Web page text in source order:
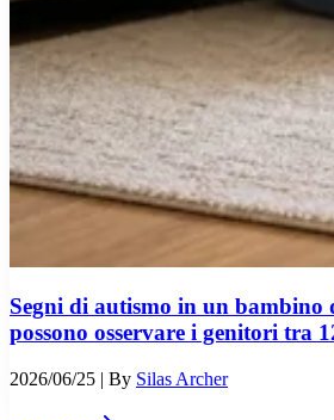
Segni di autismo in un bambino
possono osservare i genitori tra
2026/06/25 | By Silas Archer